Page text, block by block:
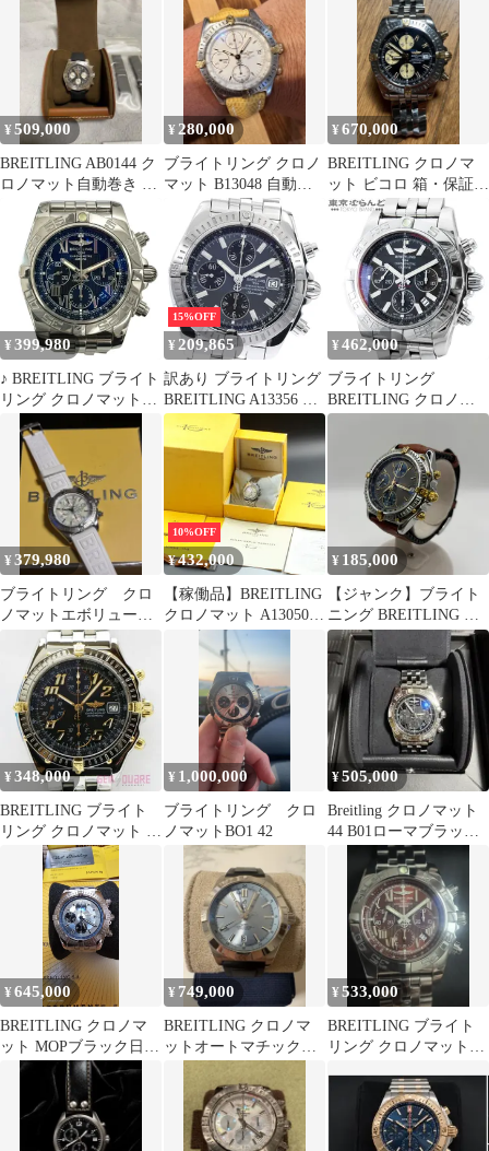
BREITLING
¥509,000
BREITLING AB0144 ク
ロノマット自動巻き 30
年記念モデル
¥ 280,000
ブライトリング クロノ
マット B13048 自動巻
クロノグラフ 90年代
¥670,000
BREITLING クロノマ
ット ビコロ 箱・保証
書・余りコマ付 フルセ
¥ 399,980
♪ BREITLING ブライト
リング クロノマット44
AB0110 クロノグラフ
自動巻き 44mm メンズ
腕時計
15%OFF
¥ 209,865
訳あり ブライトリング
BREITLING A13356 ク
ロノマット エボリュー
ション 自動巻き メンズ
¥ 462,000
ブライトリング
BREITLING クロノマ
ット44 A011M24PA ブ
ラック SS デイト クロ
ノグラフ 箱・保証書付
腕時計 メンズ 自動巻
101882375
¥379,980
ブライトリング クロ
ノマットエボリューシ
ョン マザーオブパー
10%OFF
¥432,000
【稼働品】BREITLING
クロノマット A13050
箱 説明書 自動巻き メ
ンズ #17406
¥ 185,000
【ジャンク】ブライト
ニング BREITLING ク
ロノマット ビコロ
B13050 クロノグラフ
デイト 自動巻き腕時計
¥348,000
BREITLING ブライト
リング クロノマット ビ
コロ SS/GF 黒 腕時計
仕上済 中古 B13050.1
¥ 1,000,000
ブライトリング クロ
ノマットBO1 42
¥505,000
Breitling クロノマット
44 B01ローマブラッ
ク 純正クロコベルト
¥645,000
BREITLING クロノマ
ット MOPブラック日本
限定400本 自動巻き時
¥ 749,000
BREITLING クロノマ
ットオートマチック
¥533,000
BREITLING ブライト
リング クロノマット44